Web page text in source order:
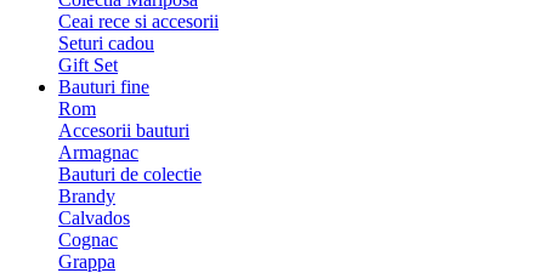
Ceai rece si accesorii
Seturi cadou
Gift Set
Bauturi fine
Rom
Accesorii bauturi
Armagnac
Bauturi de colectie
Brandy
Calvados
Cognac
Grappa